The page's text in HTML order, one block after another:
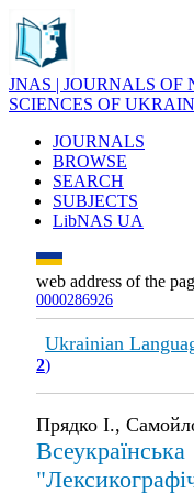
JNAS | JOURNALS
SCIENCES OF
JOURNALS
BROWSE
SEARCH
SUBJECTS
LibNAS UA
web address of the
0000286926
Ukrainian
2)
Прядко І.,